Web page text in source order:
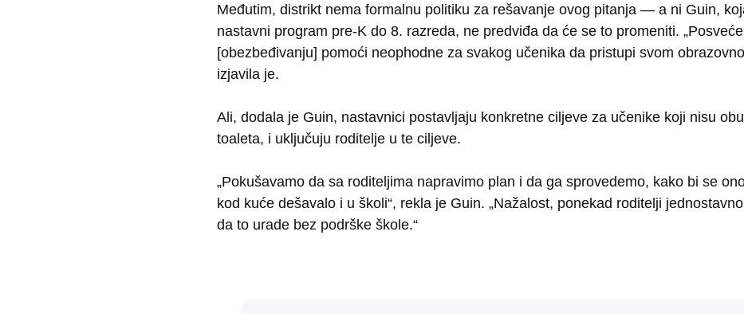
Međutim, distrikt nema formalnu politiku za rešavanje ovog pitanja — a ni Guin,
nastavni program pre-K do 8. razreda, ne predviđa da će se to promeniti.
[obezbeđivanju] pomoći neophodne za svakog učenika da pristupi svom
izjavila je.
Ali, dodala je Guin, nastavnici postavljaju konkretne ciljeve za učenike koji nisu
toaleta, i uključuju roditelje u te ciljeve.
„Pokušavamo da sa roditeljima napravimo plan i da ga sprovedemo, kako bi se
kod kuće dešavalo i u školi“, rekla je Guin. „Nažalost, ponekad roditelji
da to urade bez podrške škole.“